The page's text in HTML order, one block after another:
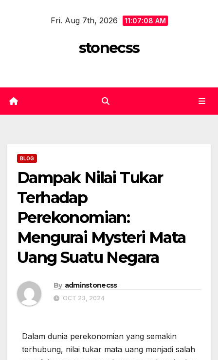
Fri. Aug 7th, 2026 11:07:08 AM
stonecss
BLOG
Dampak Nilai Tukar
Terhadap
Perekonomian:
Mengurai Mysteri Mata
Uang Suatu Negara
By adminstonecss
OCT 23, 2024
Dalam dunia perekonomian yang semakin
terhubung, nilai tukar mata uang menjadi salah